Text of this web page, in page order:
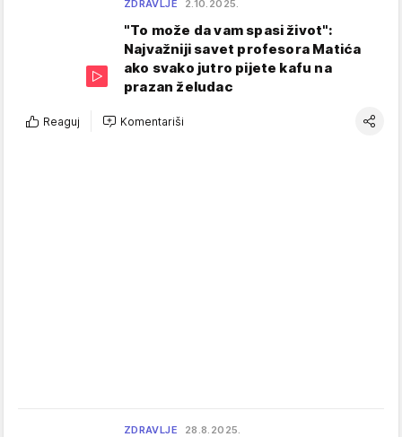
ZDRAVLJE 2.10.2025.
"To može da vam spasi život":
Najvažniji savet profesora Matića
ako svako jutro pijete kafu na
prazan želudac
Reaguj Komentariši
ZDRAVLJE 28.8.2025.